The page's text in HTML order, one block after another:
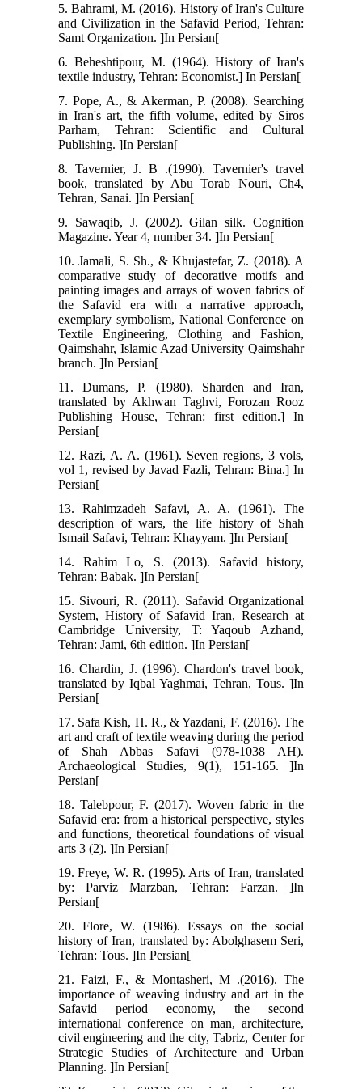
5. Bahrami, M. (2016). History of Iran's Culture
and Civilization in the Safavid Period, Tehran:
Samt Organization. ]In Persian[
6. Beheshtipour, M. (1964). History of Iran's
textile industry, Tehran: Economist.] In Persian[
7. Pope, A., & Akerman, P. (2008). Searching
in Iran's art, the fifth volume, edited by Siros
Parham, Tehran: Scientific and Cultural
Publishing. ]In Persian[
8. Tavernier, J. B .(1990). Tavernier's travel
book, translated by Abu Torab Nouri, Ch4,
Tehran, Sanai. ]In Persian[
9. Sawaqib, J. (2002). Gilan silk. Cognition
Magazine. Year 4, number 34. ]In Persian[
10. Jamali, S. Sh., & Khujastefar, Z. (2018). A
comparative study of decorative motifs and
painting images and arrays of woven fabrics of
the Safavid era with a narrative approach,
exemplary symbolism, National Conference on
Textile Engineering, Clothing and Fashion,
Qaimshahr, Islamic Azad University Qaimshahr
branch. ]In Persian[
11. Dumans, P. (1980). Sharden and Iran,
translated by Akhwan Taghvi, Forozan Rooz
Publishing House, Tehran: first edition.] In
Persian[
12. Razi, A. A. (1961). Seven regions, 3 vols,
vol 1, revised by Javad Fazli, Tehran: Bina.] In
Persian[
13. Rahimzadeh Safavi, A. A. (1961). The
description of wars, the life history of Shah
Ismail Safavi, Tehran: Khayyam. ]In Persian[
14. Rahim Lo, S. (2013). Safavid history,
Tehran: Babak. ]In Persian[
15. Sivouri, R. (2011). Safavid Organizational
System, History of Safavid Iran, Research at
Cambridge University, T: Yaqoub Azhand,
Tehran: Jami, 6th edition. ]In Persian[
16. Chardin, J. (1996). Chardon's travel book,
translated by Iqbal Yaghmai, Tehran, Tous. ]In
Persian[
17. Safa Kish, H. R., & Yazdani, F. (2016). The
art and craft of textile weaving during the period
of Shah Abbas Safavi (978-1038 AH).
Archaeological Studies, 9(1), 151-165. ]In
Persian[
18. Talebpour, F. (2017). Woven fabric in the
Safavid era: from a historical perspective, styles
and functions, theoretical foundations of visual
arts 3 (2). ]In Persian[
19. Freye, W. R. (1995). Arts of Iran, translated
by: Parviz Marzban, Tehran: Farzan. ]In
Persian[
20. Flore, W. (1986). Essays on the social
history of Iran, translated by: Abolghasem Seri,
Tehran: Tous. ]In Persian[
21. Faizi, F., & Montasheri, M .(2016). The
importance of weaving industry and art in the
Safavid period economy, the second
international conference on man, architecture,
civil engineering and the city, Tabriz, Center for
Strategic Studies of Architecture and Urban
Planning. ]In Persian[